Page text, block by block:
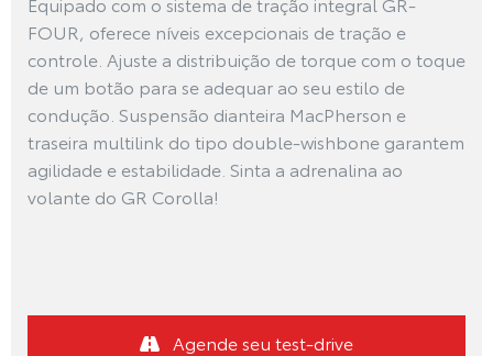
FOUR, oferece níveis excepcionais de tração e
controle. Ajuste a distribuição de torque com o toque
de um botão para se adequar ao seu estilo de
condução. Suspensão dianteira MacPherson e
traseira multilink do tipo double-wishbone garantem
agilidade e estabilidade. Sinta a adrenalina ao
volante do GR Corolla!
Agende seu test-drive